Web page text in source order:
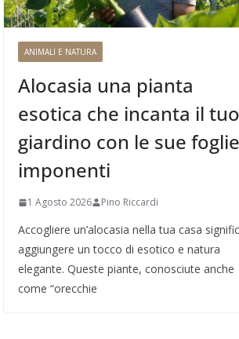
ANIMALI E NATURA
Alocasia una pianta
esotica che incanta il tuo
giardino con le sue foglie
imponenti
1 Agosto 2026 Pino Riccardi
Accogliere un’alocasia nella tua casa
aggiungere un tocco di esotico e natura
elegante. Queste piante, conosciute anche
come “orecchie